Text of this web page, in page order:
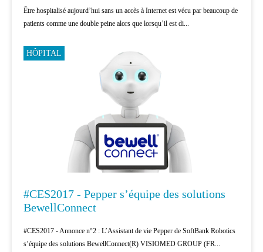
Être hospitalisé aujourd’hui sans un accès à Internet est vécu par beaucoup de
patients comme une double peine alors que lorsqu’il est di...
HÔPITAL
#CES2017 - Pepper s’équipe des solutions
BewellConnect
#CES2017 - Annonce n°2 : L’Assistant de vie Pepper de SoftBank Robotics
s’équipe des solutions BewellConnect(R) VISIOMED GROUP (FR...